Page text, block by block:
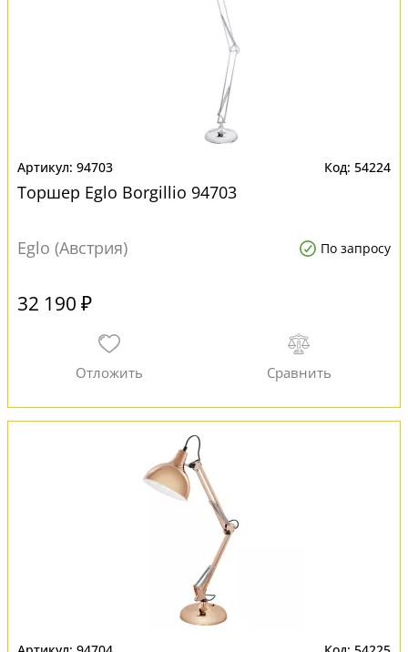
94703 54224
Торшер Eglo Borgillio 94703
Eglo (Австрия) По запросу
32 190 ₽